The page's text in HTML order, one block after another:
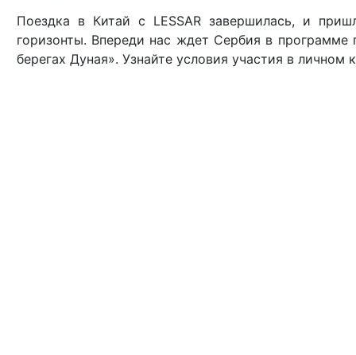
Поездка в Китай с LESSAR завершилась, и
горизонты. Впереди нас ждет Сербия в
берегах Дуная». Узнайте условия участия в личном